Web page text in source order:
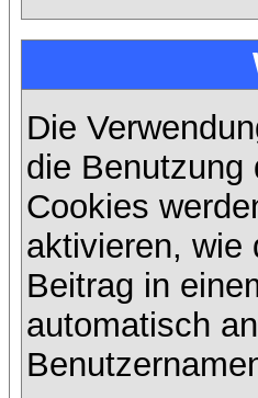
Die
die Benutzung
Cookies
aktivieren, wie
Beitrag in
automatisch